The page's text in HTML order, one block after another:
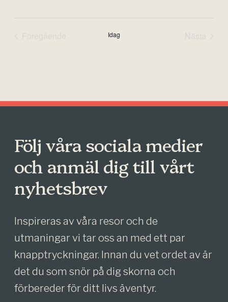
Idag
Följ våra sociala medier
och anmäl dig till vårt
nyhetsbrev
Inspireras av våra resor och de
utmaningar vi tar oss an med ett par
knapptryckningar. Innan du vet ordet av är
det du som snör på dig skorna och
förbereder för ditt livs äventyr.